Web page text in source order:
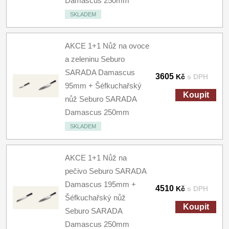
SKLADEM
AKCE 1+1 Nůž na ovoce
a zeleninu Seburo
SARADA Damascus
95mm + Šéfkuchařský
nůž Seburo SARADA
Damascus 250mm
SKLADEM
3605 Kč s DPH
Koupit
AKCE 1+1 Nůž na
pečivo Seburo SARADA
Damascus 195mm +
Šéfkuchařský nůž
Seburo SARADA
Damascus 250mm
4510 Kč s DPH
Koupit